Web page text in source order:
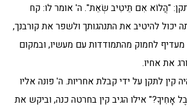
"הֲלוֹא אִם תֵּיטִיב שְׂאֵת". ה' אומר לו: קח
יכול להיטיב את התנהגותך ולשפר את קורבנך,
מעדיף לחמוק מהתמודדות עם מעשיו, ובמקום
את אחיו.
קין לתקן על ידי קבלת אחריות. ה' פונה אליו
אָחִיךָ?" אילו הגיב קין בחרטה כנה, וביקש את